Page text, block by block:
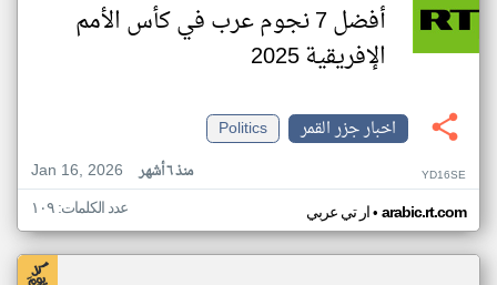
أفضل 7 نجوم عرب في كأس الأمم
الإفريقية 2025
اخبار جزر القمر
Politics
Jan 16, 2026
منذ ٦ أشهر YD16SE
ار تي عربي• arabic.rt.com عدد الكلمات: ١٠٩